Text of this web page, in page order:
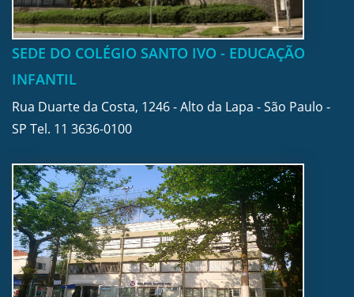
SEDE DO COLÉGIO SANTO IVO - EDUCAÇÃO
INFANTIL
Rua Duarte da Costa, 1246 - Alto da Lapa - São Paulo -
SP Tel. 11 3636-0100